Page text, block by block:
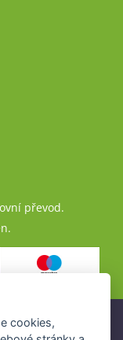
převod.
cookies,